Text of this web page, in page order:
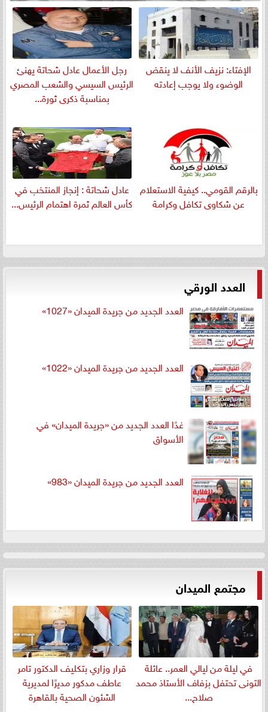
الإفتاء: نزيف الأنف لا ينقض
الوضوء ولا يوجب إعادته
رجل الأعمال عادل شحاتة يهنئ
الرئيس السيسي والشعب المصري
بمناسبة ذكرى ثورة...
بالرقم القومي.. كيفية الاستعلام
عن شكاوى تكافل وكرامة
عادل شحاتة : إنجاز المنتخب في
كأس العالم ثمرة اهتمام الرئيس...
العدد الورقي
العدد الجديد من جريدة الميدان «1027»
العدد الجديد من جريدة الميدان «1022»
غدًا العدد الجديد من «جريدة الميدان» في
الأسواق
العدد الجديد من جريدة الميدان «983»
مجتمع الميدان
في ليلة من ليالي العمر.. عائلة
التونى تحتفل بزفاف الأستاذ محمد
صلاح...
قرار وزاري بتكليف الدكتور تامر
عاطف مدكور مديرًا لمديرية
الشئون الصحية بالقاهرة